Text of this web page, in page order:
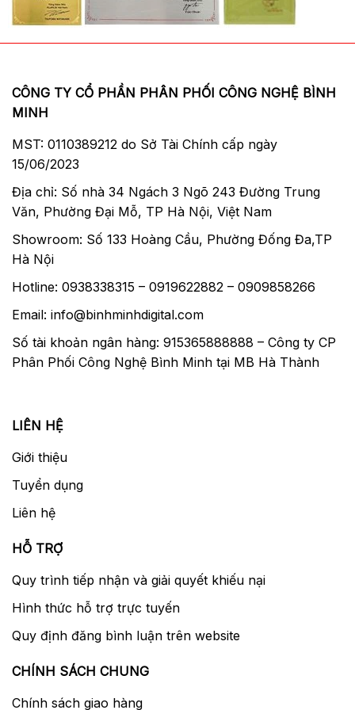
Cảm biến full-frame 24,2MP
Canon R6 II không sử dụng cảm biến chồng
chụp đến 40fps với màn trập điện tử. Với
cụm cảm biến full-frame 24,2MP giúp những
trong điều kiện thiếu ánh sáng yếu có màu
sắc chính xác và nổi bật.
Thừa hưởng từ người đàn anh Canon
bị lên chiếc R6 Mark II. Với bộ vi xử lý này
R6 II sẽ có khả năng chụp liên tục lên đến
40 khung hình/giây. Ngoài ra còn chế độ
Pre-record RAW burst mode 30 khung
hình/giây, cho phép R6 II quay chụp trước
nút chụp khoảng 0,5 giây. Ngoài ra, ISO ở
mức 100 đến 102400 và mở rộng ra ở mức
CÔNG TY CỔ PHẦN PHÂN PHỐI CÔNG NGHỆ BÌNH
MINH
MST: 0110389212 do Sở Tài Chính cấp ngày
15/06/2023
Địa chỉ: Số nhà 34 Ngách 3 Ngõ 243 Đường Trung
Văn, Phường Đại Mỗ, TP Hà Nội, Việt Nam
Showroom: Số 133 Hoàng Cầu, Phường Đống Đa,TP
Hà Nội
Hotline: 0938338315 – 0919622882 – 0909858266
Email: info@binhminhdigital.com
Số tài khoản ngân hàng: 915365888888 – Công ty CP
Phân Phối Công Nghệ Bình Minh tại MB Hà Thành
LIÊN HỆ
Giới thiệu
Tuyển dụng
Liên hệ
HỖ TRỢ
Quy trình tiếp nhận và giải quyết khiếu nại
Hình thức hỗ trợ trực tuyến
Quy định đăng bình luận trên website
CHÍNH SÁCH CHUNG
Chính sách giao hàng